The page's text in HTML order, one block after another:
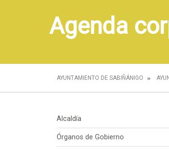
Agenda
AYUNTAMIENTO DE SABIÑÁNIGO
Alcaldía
Órganos de Gobierno